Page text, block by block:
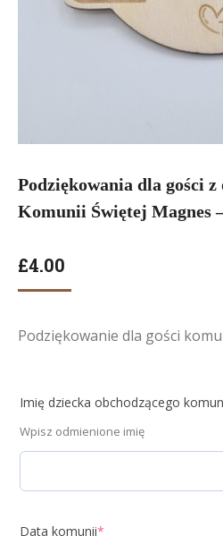
Podziękowania dla gości
Komunii Świętej Magnes
£4.00
Podziękowanie dla gości
Imię dziecka obchodzącego
Wpisz odmienione imię
Data komunii*